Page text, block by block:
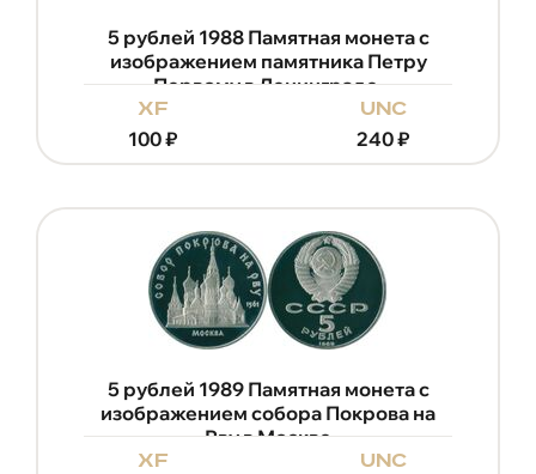
5 рублей 1988 Памятная монета с
изображением памятника Петру
Первому в Ленинграде.
xf
100₽
unc
240₽
5 рублей 1989 Памятная монета с
изображением собора Покрова на
Рву в Москве
xf
unc